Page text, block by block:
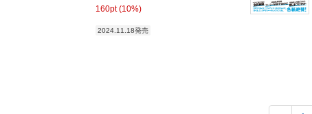
160pt (10%)
2024.11.18発売